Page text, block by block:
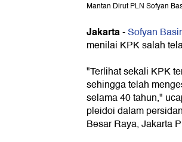
Mantan Dirut PLN Sofyan
Jakarta-Sofyan Basir
menilai KPK salah
"Terlihat sekali KPK
sehingga telah
selama 40 tahun,"
pleidoi dalam
Besar Raya, Jakarta